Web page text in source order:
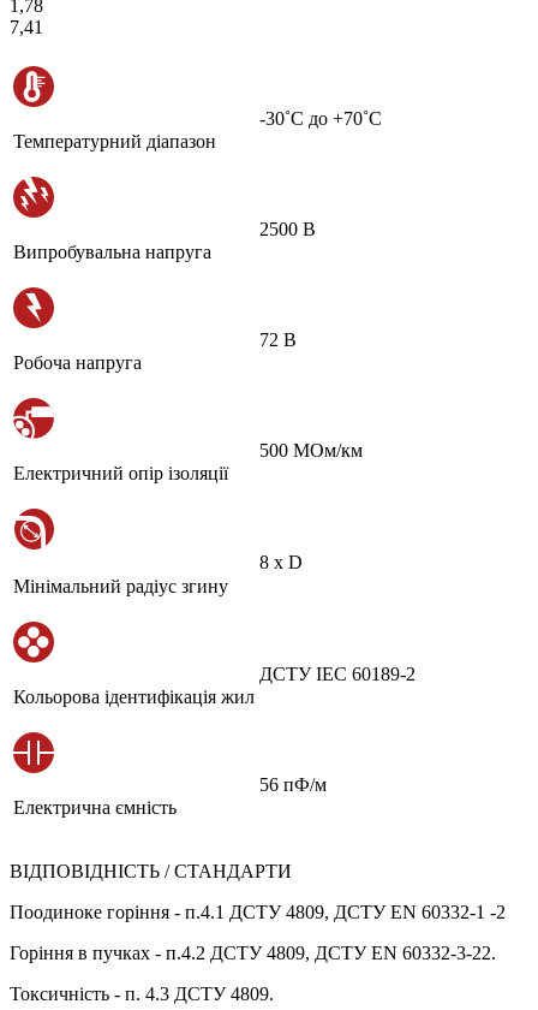
1,78
7,41
Температурний діапазон
-30˚С до +70˚С
Випробувальна напруга
2500 В
Робоча напруга
72 В
Електричний опір ізоляції
500 МОм/км
Мінімальний радіус згину
8 х D
Кольорова ідентифікація жил
ДСТУ IEC 60189-2
Електрична ємність
56 пФ/м
ВІДПОВІДНІСТЬ / СТАНДАРТИ
Поодиноке горіння - п.4.1 ДСТУ 4809, ДСТУ EN 60332-1 -2
Горіння в пучках - п.4.2 ДСТУ 4809, ДСТУ EN 60332-3-22.
Токсичність - п. 4.3 ДСТУ 4809.